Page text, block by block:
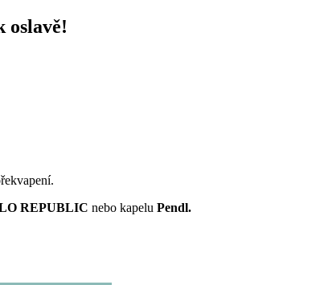
oslavě!
REPUBLIC nebo kapelu Pendl.